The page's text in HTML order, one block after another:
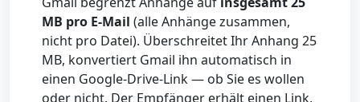
MB pro E-Mail (alle Anhänge zusammen,
nicht pro Datei). Überschreitet Ihr Anhang 25
MB, konvertiert Gmail ihn automatisch in
einen Google-Drive-Link — ob Sie es wollen
oder nicht. Der Empfänger erhält einen Link,